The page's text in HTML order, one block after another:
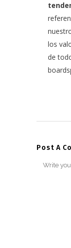
los
de
Post A